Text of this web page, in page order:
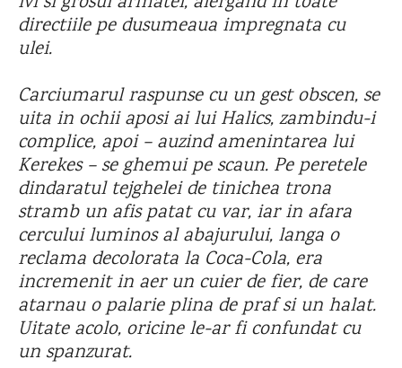
directiile pe dusumeaua impregnata cu
ulei.
Carciumarul raspunse cu un gest obscen, se
uita in ochii aposi ai lui Halics, zambindu-i
complice, apoi – auzind amenintarea lui
Kerekes – se ghemui pe scaun. Pe peretele
dindaratul tejghelei de tinichea trona
stramb un afis patat cu var, iar in afara
cercului luminos al abajurului, langa o
reclama decolorata la Coca-Cola, era
incremenit in aer un cuier de fier, de care
atarnau o palarie plina de praf si un halat.
Uitate acolo, oricine le-ar fi confundat cu
un spanzurat.